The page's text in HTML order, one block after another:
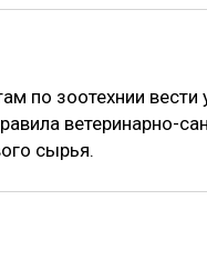
по зоотехнии вести
ветеринарно-
сырья.